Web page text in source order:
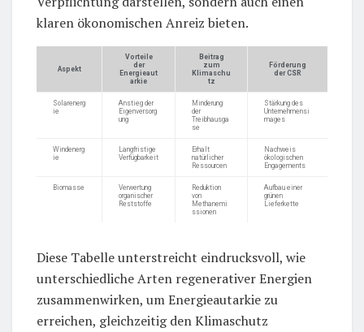
klaren ökonomischen Anreiz bieten.
Aspekt
Vorteile
der
Energieaut
arkie
Beitrag
zum
Klimaschu
tz
Förderung
der CSR
Solarenerg
ie
Anstieg der
Eigenversorg
ung
Minderung
der
Treibhausga
se
Stärkung des
Unternehmensi
mages
Windenerg
ie
Langfristige
Verfügbarkeit
Erhalt
natürlicher
Ressourcen
Nachweis
ökologischen
Engagements
Biomasse
Verwertung
organischer
Reststoffe
Reduktion
von
Methanemi
ssionen
Aufbau einer
grünen
Lieferkette
Diese Tabelle unterstreicht eindrucksvoll, wie
unterschiedliche Arten regenerativer Energien
zusammenwirken, um Energieautarkie zu
erreichen, gleichzeitig den Klimaschutz